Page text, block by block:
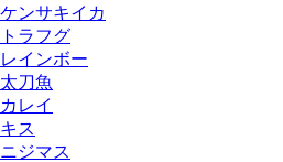
ケンサキイカ
トラフグ
レインボー
太刀魚
カレイ
キス
ニジマス